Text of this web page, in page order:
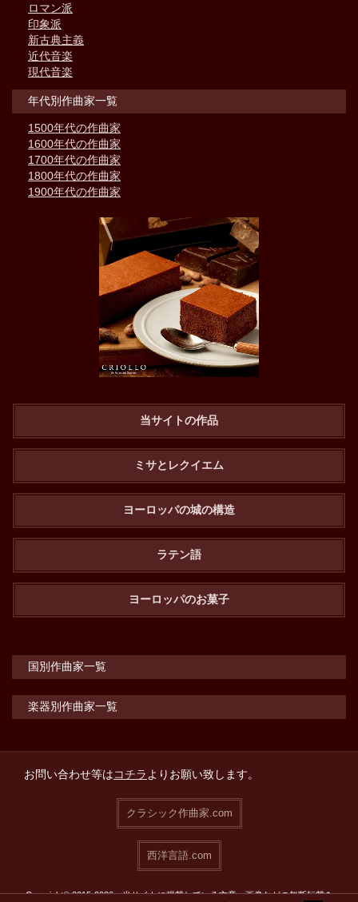
ロマン派
印象派
新古典主義
近代音楽
現代音楽
年代別作曲家一覧
1500年代の作曲家
1600年代の作曲家
1700年代の作曲家
1800年代の作曲家
1900年代の作曲家
当サイトの作品
ミサとレクイエム
ヨーロッパの城の構造
ラテン語
ヨーロッパのお菓子
国別作曲家一覧
楽器別作曲家一覧
お問い合わせ等はコチラよりお願い致します。
クラシック作曲家.com
西洋言語.com
Copyright© 2015-2026 当サイトに掲載している文章・画像などの無断転載を